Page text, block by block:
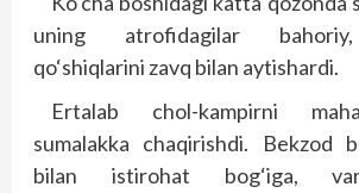
uning atrofidagilar
qo‘shiqlarini zavq bilan aytishardi.
Ertalab chol-kampirni
sumalakka chaqirishdi. Bekzod
bilan istirohat bog‘iga,